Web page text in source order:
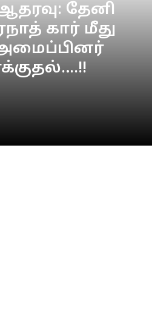
ஆதரவு: தேனி
கார் மீது